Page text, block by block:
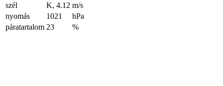
szél
K, 4.12 m/s
nyomás
1021
hPa
páratartalom 23 %